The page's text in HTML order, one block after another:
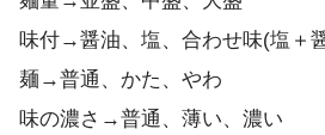
味付→醤油、塩、合わせ味(塩＋
麺→普通、かた、やわ
味の濃さ→普通、薄い、濃い